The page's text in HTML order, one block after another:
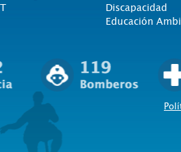
Discapacidad
Educación